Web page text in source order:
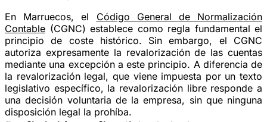
En Marruecos, el Código General de Normalización
Contable (CGNC) establece como regla fundamental el
principio de coste histórico. Sin embargo, el CGNC
autoriza expresamente la revalorización de las cuentas
mediante una excepción a este principio. A diferencia de
la revalorización legal, que viene impuesta por un texto
legislativo específico, la revalorización libre responde a
una decisión voluntaria de la empresa, sin que ninguna
disposición legal la prohíba.